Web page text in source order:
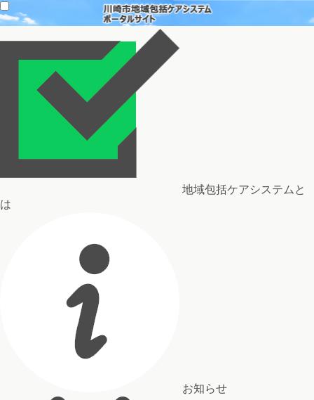
地域包括ケアシステムと
は
お知らせ